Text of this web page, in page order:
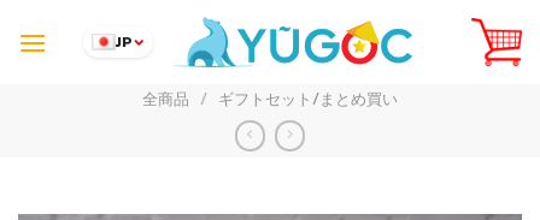
JP
全商品 / ギフトセット/まとめ買い